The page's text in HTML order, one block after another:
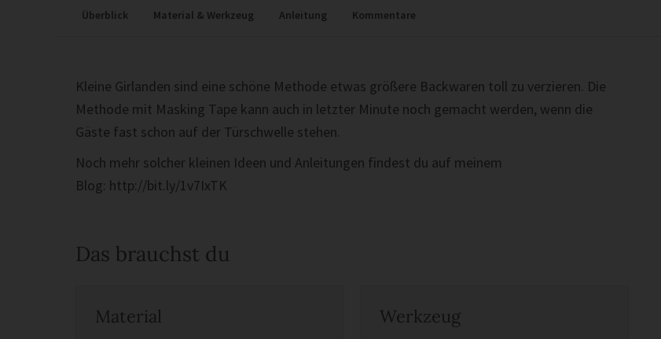
Überblick Material & Werkzeug Anleitung Kommentare
Kleine Girlanden sind eine schöne Methode etwas größere Backwaren toll zu verzieren. Die
Methode mit Masking Tape kann auch in letzter Minute noch gemacht werden, wenn die
Gäste fast schon auf der Türschwelle stehen.
Noch mehr solcher kleinen Ideen und Anleitungen findest du auf meinem
Blog: http://bit.ly/1v7IxTK
Das brauchst du
Material Werkzeug